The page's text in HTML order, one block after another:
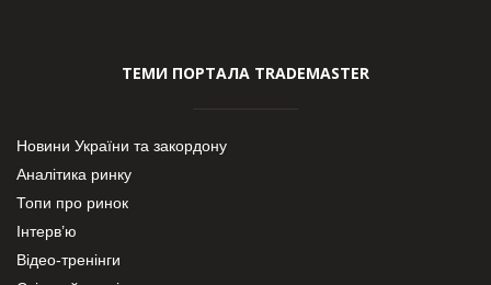
ТЕМИ ПОРТАЛА TRADEMASTER
Новини України та закордону
Аналітика ринку
Топи про ринок
Інтерв’ю
Відео-тренінги